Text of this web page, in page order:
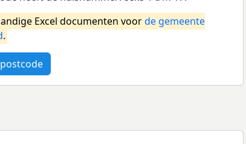
Excel documenten voorde gemeente
.